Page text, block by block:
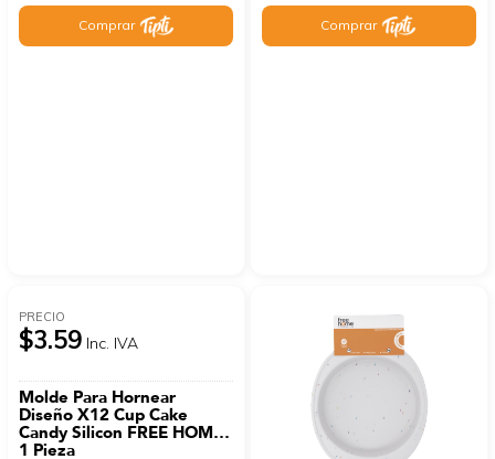
Comprar Comprar
PRECIO
$3.59 Inc. IVA
Molde Para Hornear
Diseño X12 Cup Cake
Candy Silicon FREE HOME
1 Pieza